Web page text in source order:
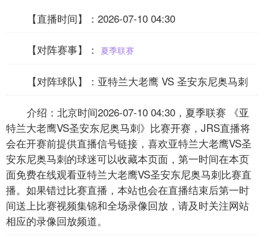
【直播时间】：2026-07-10 04:30
【对阵赛事】： 夏季联赛
【对阵球队】：亚特兰大老鹰 VS 圣安东尼奥马刺
介绍：北京时间2026-07-10 04:30，夏季联赛 《亚
特兰大老鹰VS圣安东尼奥马刺》比赛开赛，JRS直播将
会在开赛前提供直播信号链接，喜欢亚特兰大老鹰VS圣
安东尼奥马刺的球迷可以收藏本页面，第一时间在本页
面免费在线观看亚特兰大老鹰VS圣安东尼奥马刺比赛直
播。如果错过比赛直播，本站也会在直播结束后第一时
间送上比赛视频集锦和全场录像回放，请及时关注网站
相应的录像回放频道。